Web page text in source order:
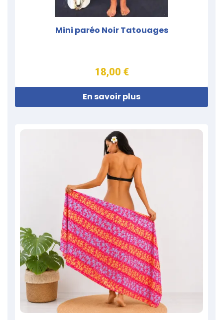
Mini paréo Noir Tatouages
18,00 €
En savoir plus